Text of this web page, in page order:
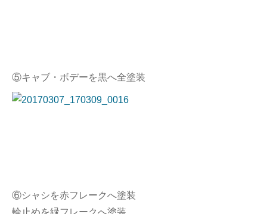
⑤キャブ・ボデーを黒へ全塗装
⑥シャシを赤フレークへ塗装
輪止めを緑フレークへ塗装